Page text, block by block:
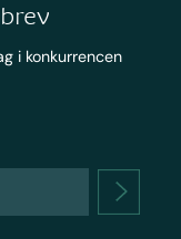
i konkurrencen